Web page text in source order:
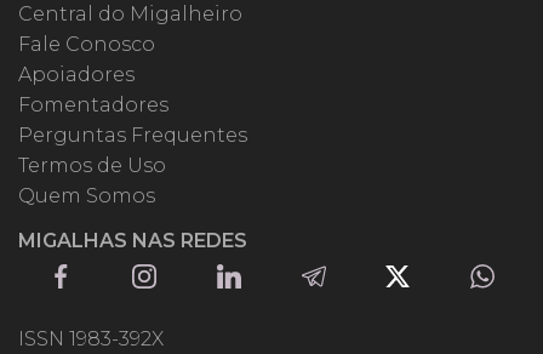
Central do Migalheiro
Fale Conosco
Apoiadores
Fomentadores
Perguntas Frequentes
Termos de Uso
Quem Somos
MIGALHAS NAS REDES
ISSN 1983-392X